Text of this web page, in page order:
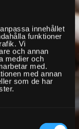
innehållet
funktioner
Vi
och annan
medier och
med.
med annan
som de har